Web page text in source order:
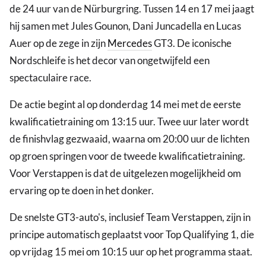
de 24 uur van de Nürburgring. Tussen 14 en 17 mei jaagt
hij samen met Jules Gounon, Dani Juncadella en Lucas
Auer op de zege in zijnMercedesGT3. De iconische
Nordschleife is het decor van ongetwijfeld een
spectaculaire race.
De actie begint al op donderdag 14 mei met de eerste
kwalificatietraining om 13:15 uur. Twee uur later wordt
de finishvlag gezwaaid, waarna om 20:00 uur de lichten
op groen springen voor de tweede kwalificatietraining.
Voor Verstappen is dat de uitgelezen mogelijkheid om
ervaring op te doen in het donker.
De snelste GT3-auto's, inclusief Team Verstappen, zijn in
principe automatisch geplaatst voor Top Qualifying 1, die
op vrijdag 15 mei om 10:15 uur op het programma staat.